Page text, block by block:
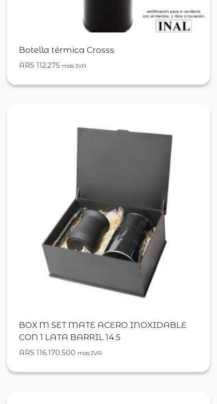
Botella térmica Crosss
ARS 112.275 más IVA
BOX M SET MATE ACERO INOXIDABLE
CON 1 LATA BARRIL 14.5
ARS 116.170.500 más IVA